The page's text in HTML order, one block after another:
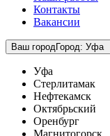
Контакты
Вакансии
Ваш городГород: Уфа
Уфа
Стерлитамак
Нефтекамск
Октябрьский
Оренбург
Магнитогорск